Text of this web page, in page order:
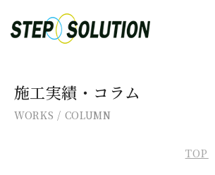
滑り止め施工
施工実績・コラム
WORKS / COLUMN
TOP